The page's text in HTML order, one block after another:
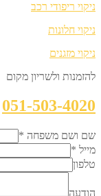
ניקוי ריפודי רכב
ניקוי חלונות
ניקוי מזגנים
להזמנות ולשריון מקום
051-503-4020
שם ושם משפחה *
מייל *
טלפון
הודעה